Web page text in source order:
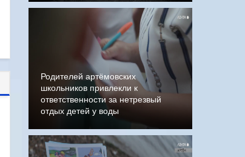
Родителей артёмовских
школьников привлекли к
ответственности за нетрезвый
отдых детей у воды